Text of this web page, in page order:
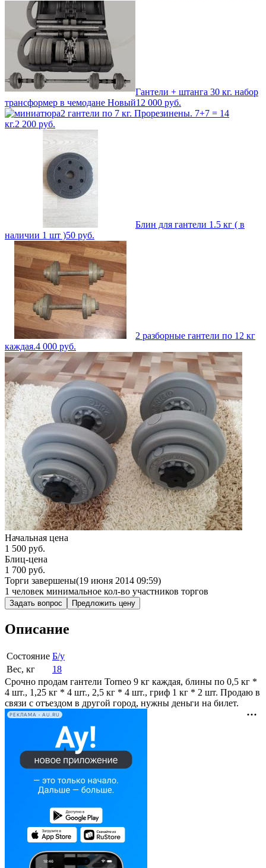
Гантели + штанга 30 кг. набор
трансформер в чемодане Новый12 000 руб.
2 гантели по 7 кг. Прорезинены. 7+7 = 14
кг.2 200 руб.
Блин для гантели 1.5 кг ( в
наличии 1 шт )50 руб.
2 разборные гантели по 12 кг
каждая.4 000 руб.
Начальная цена
1 500 руб.
Блиц-цена
1 700 руб.
Торги завершены(19 июня 2014 09:59)
1 человек минимальное кол-во участников торгов
Задать вопрос Предложить цену
Описание
Состояние Б/у
Вес, кг
18
Срочно продам гантели Torneo 9 кг каждая, блины по 0,5 кг *
4 шт., 1,25 кг * 4 шт., 2,5 кг * 4 шт., гриф 1 кг * 2 шт. Продаю в
связи с отъездом в другой город, нужны деньги на билет.
РЕКЛАМА • AU.RU